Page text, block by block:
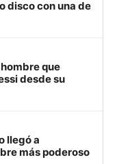
disco con una de
que
desde su
llegó a
más poderoso